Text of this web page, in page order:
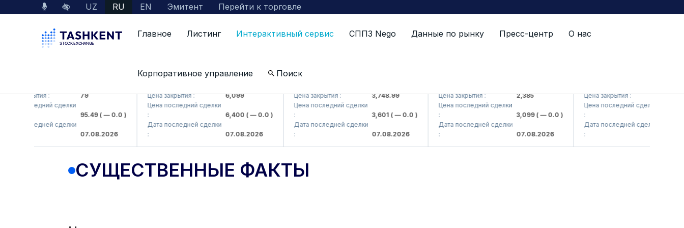
UZ RU EN Эмитент Перейти к торговле
Главное Листинг Интерактивный сервис СППЗ Nego Данные по рынку Пресс-центр О нас
Корпоративное управление Поиск
закрытия :
79
последний сделки
95.49( — 0.0 )
последней сделки
07.08.2026
Цена закрытия :
6,099
Цена последний сделки
6,400( — 0.0 )
Дата последней сделки
07.08.2026
Цена закрытия :
3,748.99
Цена последний сделки
3,601( — 0.0 )
Дата последней сделки
07.08.2026
Цена закрытия :
2,385
Цена последний сделки
3,099( — 0.0 )
Дата последней сделки
07.08.2026
Цена закрытия :
1,208
Цена последний сделки
Дата последней сделки
СУЩЕСТВЕННЫЕ ФАКТЫ